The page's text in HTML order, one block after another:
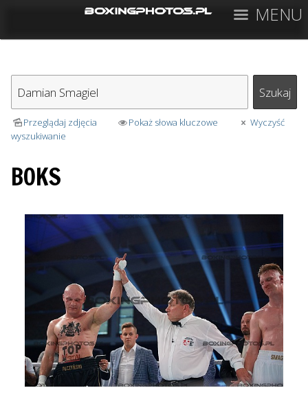
MENU
Przeglądaj zdjęcia Pokaż słowa kluczowe
Wyczyść
wyszukiwanie
BOKS